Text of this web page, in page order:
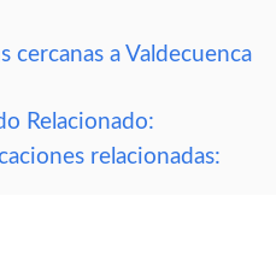
cercanas a Valdecuenca
Relacionado:
relacionadas: